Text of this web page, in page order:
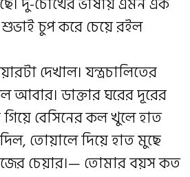
চুপ করে চেয়ে রইল
দেখাল। যন্ত্রচালিতের
ডাক্তার ঘরের দূরের
বেসিনের কল খুলে হাত
তোয়ালে দিয়ে হাত মুছে
চেয়ার।— তোমার বয়স কত